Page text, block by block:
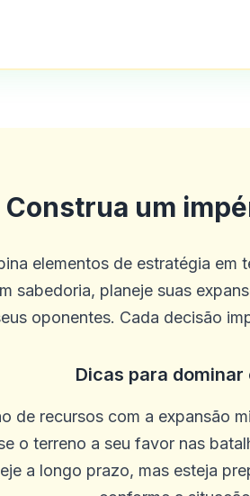
Construa um
elementos de estratégia em
sabedoria, planeje suas
oponentes. Cada decisão
Dicas para dominar
de recursos com a expansão
o terreno a seu favor nas
a longo prazo, mas esteja